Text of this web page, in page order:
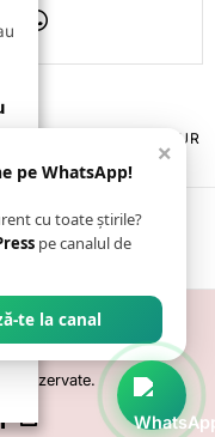
DE ANULARE & RETUR
CONTACT
rezervate.
×
pe WhatsApp!
cu toate știrile?
pe canalul de
te la canal